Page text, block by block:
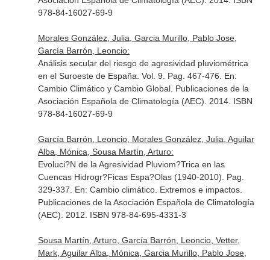
978-84-16027-69-9
Morales González, Julia, Garcia Murillo, Pablo Jose,
García Barrón, Leoncio:
Análisis secular del riesgo de agresividad pluviométrica
en el Suroeste de España. Vol. 9. Pag. 467-476. En:
Cambio Climático y Cambio Global. Publicaciones de la
Asociación Española de Climatología (AEC). 2014. ISBN
978-84-16027-69-9
García Barrón, Leoncio, Morales González, Julia, Aguilar
Alba, Mónica, Sousa Martín, Arturo:
Evoluci?N de la Agresividad Pluviom?Trica en las
Cuencas Hidrogr?Ficas Espa?Olas (1940-2010). Pag.
329-337. En: Cambio climático. Extremos e impactos.
Publicaciones de la Asociación Española de Climatología
(AEC). 2012. ISBN 978-84-695-4331-3
Sousa Martín, Arturo, García Barrón, Leoncio, Vetter,
Mark, Aguilar Alba, Mónica, Garcia Murillo, Pablo Jose,